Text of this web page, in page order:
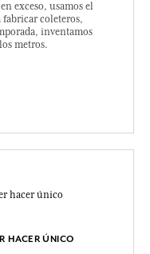
exceso, usamos el
fabricar coleteros,
inventamos
metros.
HACER ÚNICO